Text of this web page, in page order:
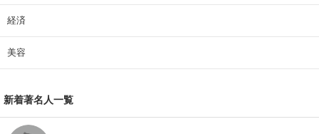
経済
美容
新着著名人一覧